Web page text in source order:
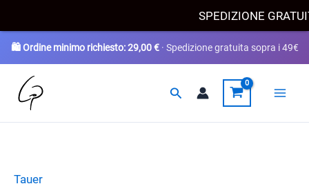
🛍️ Ordine minimo richiesto:29,00€ · Spedizione gratuita sopra i 49€
contenuto
Cerca
Tauer
SPEDIZIONE
Scegli